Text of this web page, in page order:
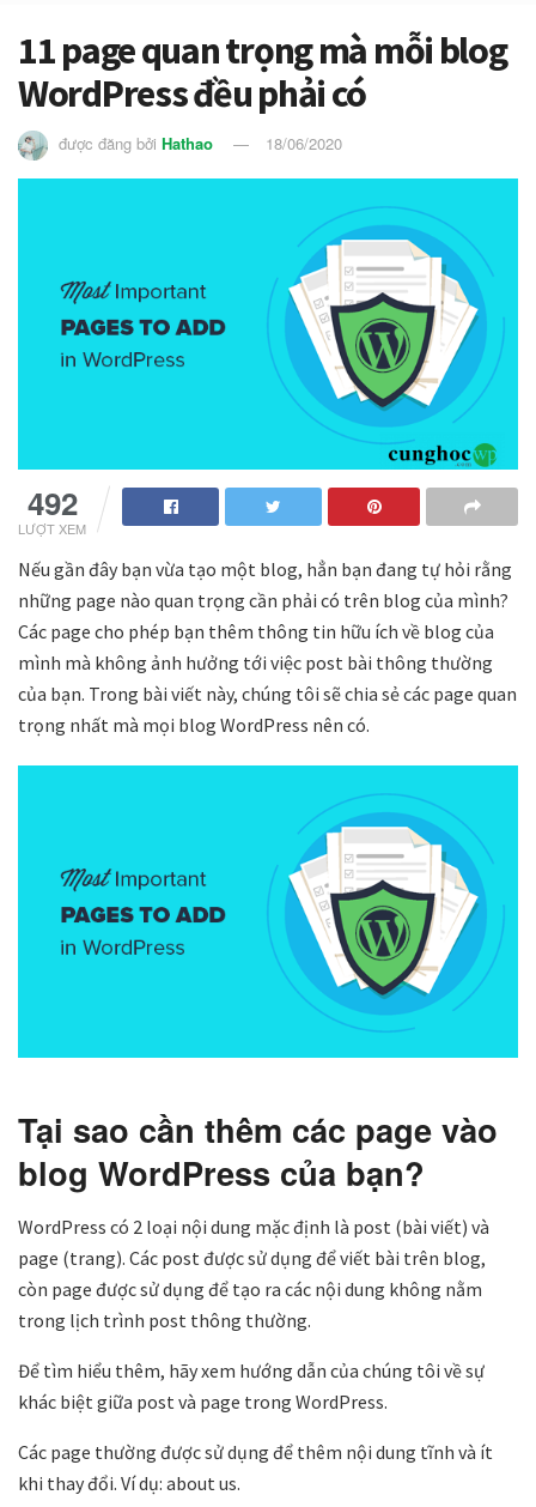
11 page quan trọng mà mỗi blog
WordPress đều phải có
được đăng bởi Hathao 18/06/2020
492
LƯỢT XEM
Nếu gần đây bạn vừa tạo một blog, hẳn bạn đang tự hỏi rằng
những page nào quan trọng cần phải có trên blog của mình?
Các page cho phép bạn thêm thông tin hữu ích về blog của
mình mà không ảnh hưởng tới việc post bài thông thường
của bạn. Trong bài viết này, chúng tôi sẽ chia sẻ các page quan
trọng nhất mà mọi blog WordPress nên có.
Tại sao cần thêm các page vào
blog WordPress của bạn?
WordPress có 2 loại nội dung mặc định là post (bài viết) và
page (trang). Các post được sử dụng để viết bài trên blog,
còn page được sử dụng để tạo ra các nội dung không nằm
trong lịch trình post thông thường.
Để tìm hiểu thêm, hãy xem hướng dẫn của chúng tôi về sự
khác biệt giữa post và page trong WordPress.
Các page thường được sử dụng để thêm nội dung tĩnh và ít
khi thay đổi. Ví dụ: about us.